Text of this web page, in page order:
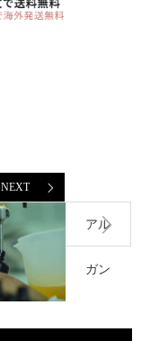
NEXT
アル
ガン